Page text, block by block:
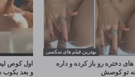
اول کوص
و بعد
بهترین فیلم های سکسی
دختره رو باز کرده و داره
تو کوصش